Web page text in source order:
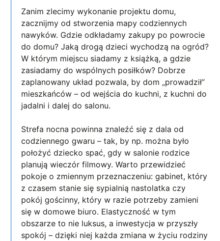
Zanim zlecimy wykonanie projektu domu,
zacznijmy od stworzenia mapy codziennych
nawyków. Gdzie odkładamy zakupy po powrocie
do domu? Jaką drogą dzieci wychodzą na ogród?
W którym miejscu siadamy z książką, a gdzie
zasiadamy do wspólnych posiłków? Dobrze
zaplanowany układ pozwala, by dom „prowadził”
mieszkańców – od wejścia do kuchni, z kuchni do
jadalni i dalej do salonu.
Strefa nocna powinna znaleźć się z dala od
codziennego gwaru – tak, by np. można było
położyć dziecko spać, gdy w salonie rodzice
planują wieczór filmowy. Warto przewidzieć
pokoje o zmiennym przeznaczeniu: gabinet, który
z czasem stanie się sypialnią nastolatka czy
pokój gościnny, który w razie potrzeby zamieni
się w domowe biuro. Elastyczność w tym
obszarze to nie luksus, a inwestycja w przyszły
spokój – dzięki niej każda zmiana w życiu rodziny